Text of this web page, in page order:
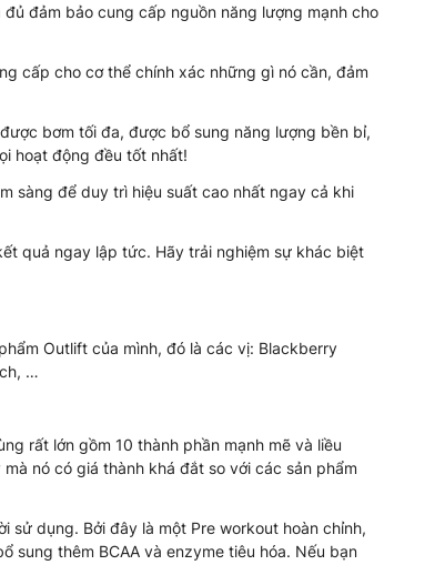
đảm bảo cung cấp nguồn năng lượng mạnh cho
cấp cho cơ thể chính xác những gì nó cần, đảm
bơm tối đa, được bổ sung năng lượng bền bỉ,
hoạt động đều tốt nhất!
sàng để duy trì hiệu suất cao nhất ngay cả khi
quả ngay lập tức. Hãy trải nghiệm sự khác biệt
Outlift của mình, đó là các vị: Blackberry
…
rất lớn gồm 10 thành phần mạnh mẽ và liều
nó có giá thành khá đắt so với các sản phẩm
sử dụng. Bởi đây là một Pre workout hoàn chỉnh,
sung thêm BCAA và enzyme tiêu hóa. Nếu bạn